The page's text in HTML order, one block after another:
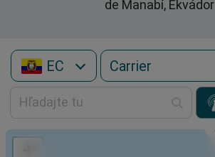
de Manabí, Ekvádor
EC